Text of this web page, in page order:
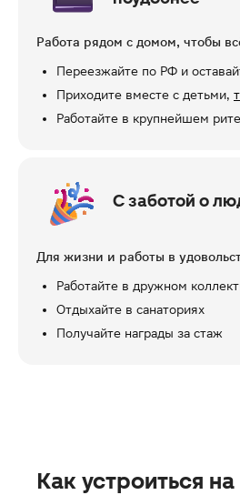
Работа рядом с домом, чтобы
Переезжайте по РФ и
Приходите вместе с детьми,
Работайте в крупнейшем
С заботой о
Для жизни и работы в
Работайте в дружном
Отдыхайте в санаториях
Получайте награды за стаж
Как устроиться на